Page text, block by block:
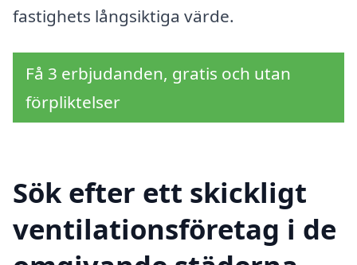
fastighets långsiktiga värde.
Få 3 erbjudanden, gratis och utan
förpliktelser
Sök efter ett skickligt
ventilationsföretag i de